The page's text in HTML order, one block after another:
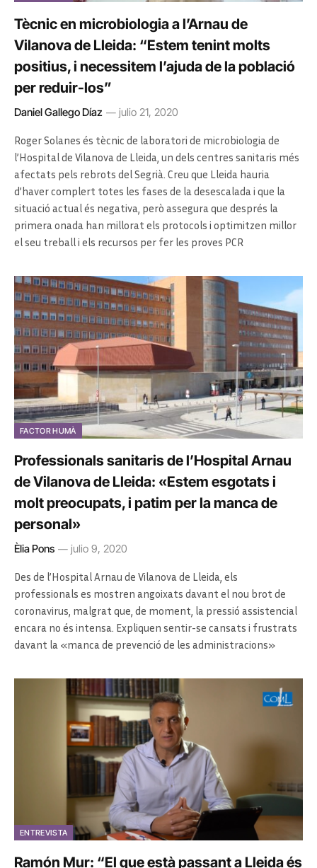
Tècnic en microbiologia a l’Arnau de
Vilanova de Lleida: “Estem tenint molts
positius, i necessitem l’ajuda de la població
per reduir-los”
Daniel Gallego Díaz julio 21, 2020
Roger Solanes és tècnic de laboratori de microbiologia de
l’Hospital de Vilanova de Lleida, un dels centres sanitaris més
afectats pels rebrots del Segrià. Creu que Lleida hauria
d’haver complert totes les fases de la desescalada i que la
situació actual és negativa, però assegura que després la
primera onada han millorat els protocols i optimitzen millor
el seu treball i els recursos per fer les proves PCR
FACTOR HUMÀ
Professionals sanitaris de l’Hospital Arnau
de Vilanova de Lleida: «Estem esgotats i
molt preocupats, i patim per la manca de
personal»
Èlia Pons julio 9, 2020
Des de l’Hospital Arnau de Vilanova de Lleida, els
professionals es mostren angoixats davant el nou brot de
coronavirus, malgrat que, de moment, la pressió assistencial
encara no és intensa. Expliquen sentir-se cansats i frustrats
davant la «manca de prevenció de les administracions»
ENTREVISTA
Ramón Mur: “El que està passant a Lleida és